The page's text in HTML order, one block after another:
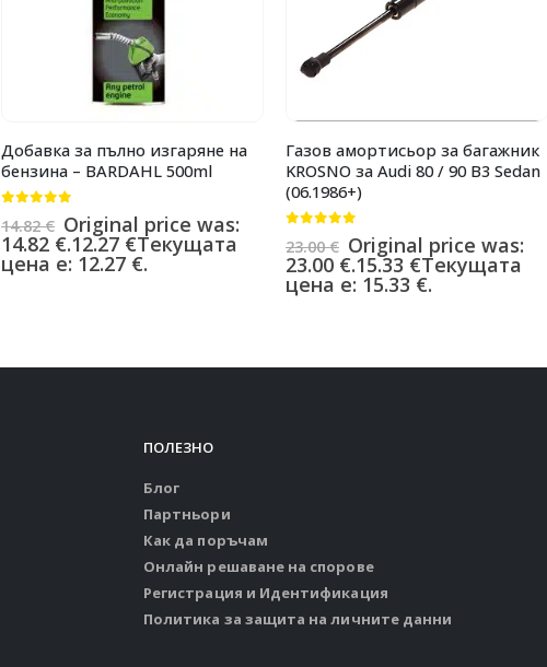
Добавка за пълно изгаряне на
бензина – BARDAHL 500ml
14.82€ Original price was:
14.82 €.12.27 €Текущата
цена е: 12.27 €.
Газов амортисьор за багажник
KROSNO за Audi 80 / 90 B3 Sedan
(06.1986+)
23.00€ Original price was:
23.00 €.15.33 €Текущата
цена е: 15.33 €.
ПОЛЕЗНО
Блог
Партньори
Как да поръчам
Онлайн решаване на спорове
Регистрация и Идентификация
Политика за защита на личните данни